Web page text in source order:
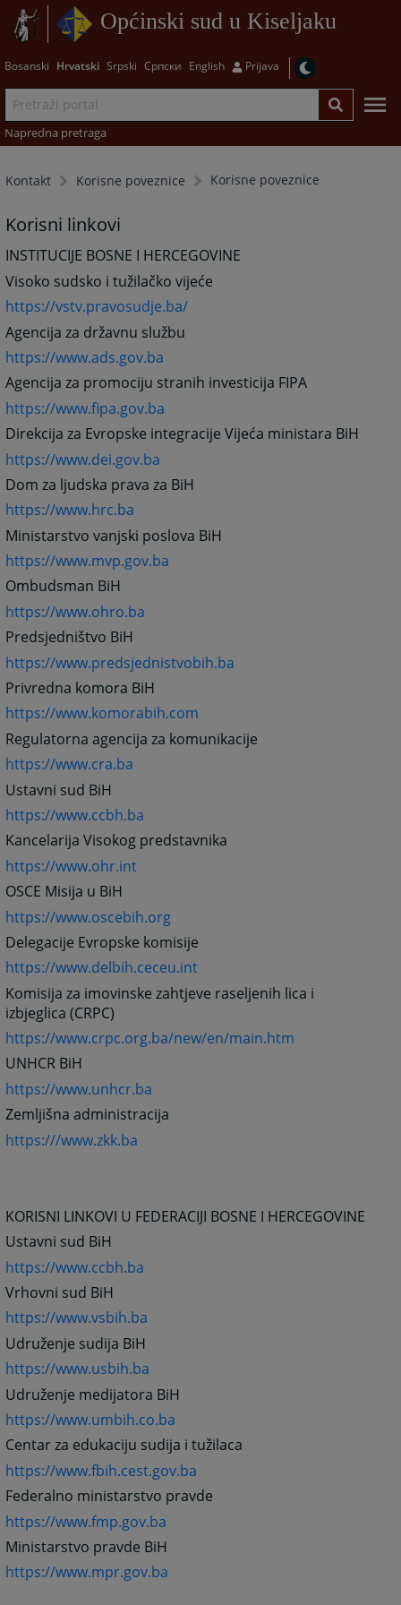
Općinski sud u Kiseljaku
Bosanski Hrvatski Srpski Српски English Prijava
Napredna pretraga
Kontakt Korisne poveznice Korisne poveznice
Korisni linkovi
INSTITUCIJE BOSNE I HERCEGOVINE
Visoko sudsko i tužilačko vijeće
https://vstv.pravosudje.ba/
Agencija za državnu službu
https://www.ads.gov.ba
Agencija za promociju stranih investicija FIPA
https://www.fipa.gov.ba
Direkcija za Evropske integracije Vijeća ministara BiH
https://www.dei.gov.ba
Dom za ljudska prava za BiH
https://www.hrc.ba
Ministarstvo vanjski poslova BiH
https://www.mvp.gov.ba
Ombudsman BiH
https://www.ohro.ba
Predsjedništvo BiH
https://www.predsjednistvobih.ba
Privredna komora BiH
https://www.komorabih.com
Regulatorna agencija za komunikacije
https://www.cra.ba
Ustavni sud BiH
https://www.ccbh.ba
Kancelarija Visokog predstavnika
https://www.ohr.int
OSCE Misija u BiH
https://www.oscebih.org
Delegacije Evropske komisije
https://www.delbih.ceceu.int
Komisija za imovinske zahtjeve raseljenih lica i
izbjeglica (CRPC)
https://www.crpc.org.ba/new/en/main.htm
UNHCR BiH
https://www.unhcr.ba
Zemljišna administracija
https:///www.zkk.ba
KORISNI LINKOVI U FEDERACIJI BOSNE I HERCEGOVINE
Ustavni sud BiH
https://www.ccbh.ba
Vrhovni sud BiH
https://www.vsbih.ba
Udruženje sudija BiH
https://www.usbih.ba
Udruženje medijatora BiH
https://www.umbih.co.ba
Centar za edukaciju sudija i tužilaca
https://www.fbih.cest.gov.ba
Federalno ministarstvo pravde
https://www.fmp.gov.ba
Ministarstvo pravde BiH
https://www.mpr.gov.ba